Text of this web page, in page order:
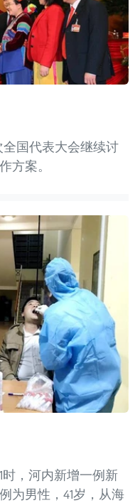
国代表大会继续讨
方案。
，河内新增一例新
为男性，41岁，从海